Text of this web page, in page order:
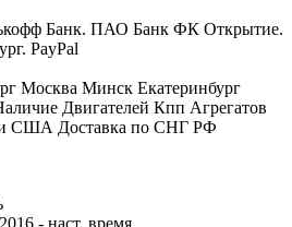
Банк. ПАО Банк ФК Открытие.
PayPal
Москва Минск Екатеринбург
Двигателей Кпп Агрегатов
США Доставка по СНГ РФ
- наст. время